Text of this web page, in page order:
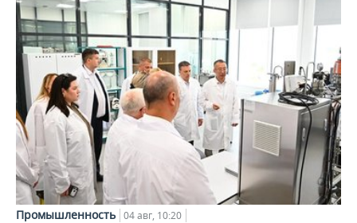
Промышленность 04 авг, 10:20